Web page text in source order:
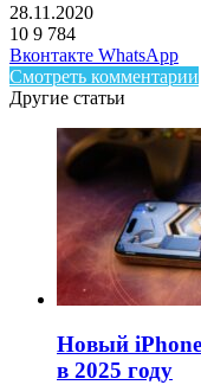
28.11.2020
10 9 784
Facebook
Twitter
LinkedIn
Вконтакте WhatsApp
Смотреть комментарии
Другие статьи
Новый
в 2025 году